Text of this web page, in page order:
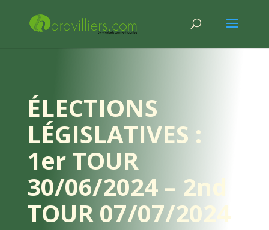
ÉLECTIONS
LÉGISLATIVES :
1er TOUR
30/06/2024 – 2nd
TOUR 07/07/2024